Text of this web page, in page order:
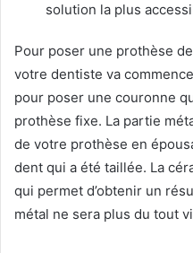
solution la plus
Pour poser une prothèse
votre dentiste va
pour poser une couronne
prothèse fixe. La partie
de votre prothèse en
dent qui a été taillée. La
qui permet d’obtenir un
métal ne sera plus du tout